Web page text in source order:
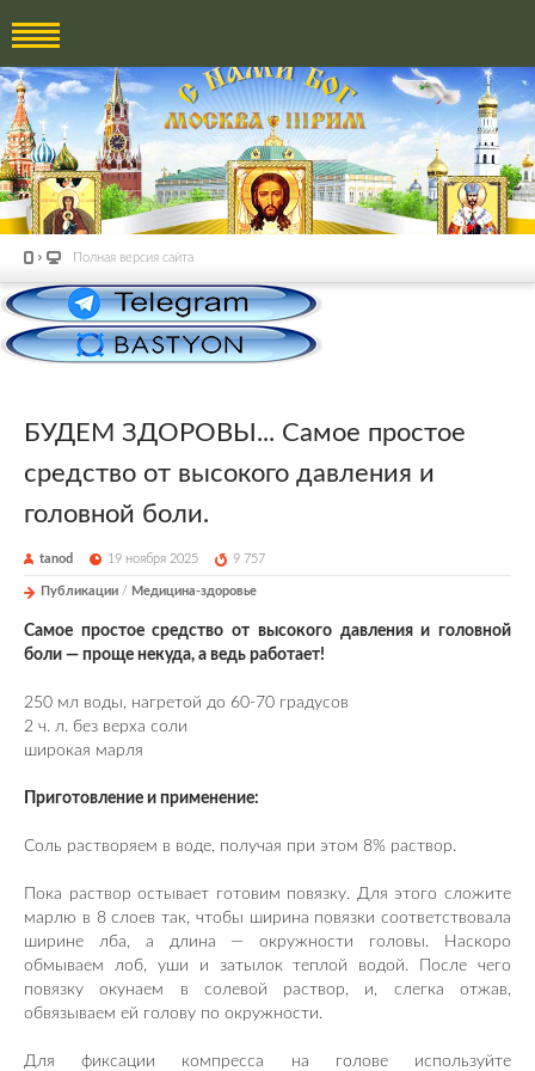
Полная версия сайта
БУДЕМ ЗДОРОВЫ... Самое простое
средство от высокого давления и
головной боли.
tanod 19 ноября 2025 9 757
Публикации / Медицина-здоровье
Самое простое средство от высокого давления и головной
боли — проще некуда, а ведь работает!
250 мл воды, нагретой до 60-70 градусов
2 ч. л. без верха соли
широкая марля
Приготовление и применение:
Соль растворяем в воде, получая при этом 8% раствор.
Пока раствор остывает готовим повязку. Для этого сложите
марлю в 8 слоев так, чтобы ширина повязки соответствовала
ширине лба, а длина — окружности головы. Наскоро
обмываем лоб, уши и затылок теплой водой. После чего
повязку окунаем в солевой раствор, и, слегка отжав,
обвязываем ей голову по окружности.
Для фиксации компресса на голове используйте